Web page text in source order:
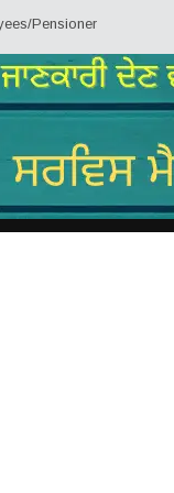
of Punjab